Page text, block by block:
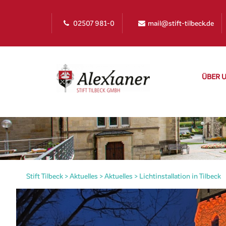
02507 981-0 mail@stift-tilbeck.de
ÜBER
Stift Tilbeck >Aktuelles >Aktuelles > Lichtinstallation in Tilbeck